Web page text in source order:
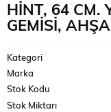
HINT, 64 CM.
GEMISI,
Kategori
Marka
Stok Kodu
Stok Miktarı